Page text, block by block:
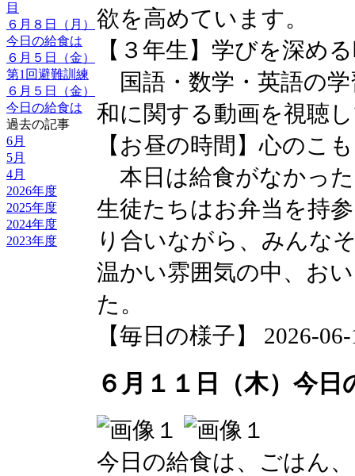
目
６月８日（月）
今日の給食は
６月５日（金）
第1回避難訓練
６月５日（金）
今日の給食は
過去の記事
6月
5月
4月
2026年度
2025年度
2024年度
2023年度
欲を高めています。
【３年生】学びを深め
国語・数学・英語の
和に関する動画を視聴
【お昼の時間】心のこ
本日は給食がなかっ
生徒たちはお弁当を持
り合いながら、みんな
温かい雰囲気の中、お
た。
【毎日の様子】 2026-
６月１１日（木）今日
今日の給食は、ごはん